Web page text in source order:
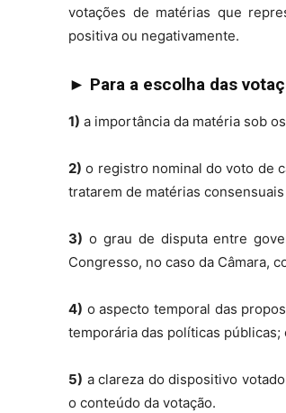
votações de matérias que
positiva ou negativamente.
► Para a escolha das
1) a importância da matéria sob
2) o registro nominal do voto de
tratarem de matérias
3) o grau de disputa entre
Congresso, no caso da Câmara,
4) o aspecto temporal das
temporária das políticas públicas;
5) a clareza do dispositivo
o conteúdo da votação.